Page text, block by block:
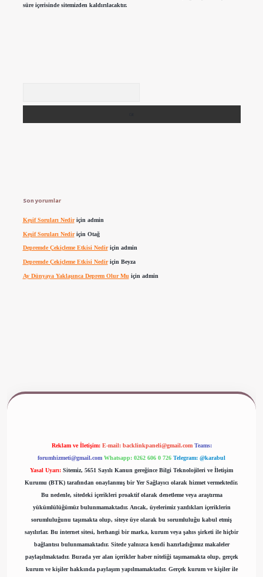
süre içerisinde sitemizden kaldırılacaktır.
Son yorumlar
Keşif Soruları Nediriçin admin
Keşif Soruları Nediriçin Otağ
Depremde Çekiçleme Etkisi Nediriçin admin
Depremde Çekiçleme Etkisi Nediriçin Beyza
Ay Dünyaya Yaklaşınca Deprem Olur Mu için admin
Reklam ve İletişim: E-mail: backlinkpaneli@gmail.com Teams:
forumhizmeti@gmail.com Whatsapp: 0262 606 0 726 Telegram: @karabul
Yasal Uyarı: Sitemiz, 5651 Sayılı Kanun gereğince Bilgi Teknolojileri ve İletişim
Kurumu (BTK) tarafından onaylanmış bir Yer Sağlayıcı olarak hizmet vermektedir.
Bu nedenle, sitedeki içerikleri proaktif olarak denetleme veya araştırma
yükümlülüğümüz bulunmamaktadır. Ancak, üyelerimiz yazdıkları içeriklerin
sorumluluğunu taşımakta olup, siteye üye olarak bu sorumluluğu kabul etmiş
sayılırlar. Bu internet sitesi, herhangi bir marka, kurum veya şahıs şirketi ile hiçbir
bağlantısı bulunmamaktadır. Sitede yalnızca kendi hazırladığımız makaleler
paylaşılmaktadır. Burada yer alan içerikler haber niteliği taşımamakta olup, gerçek
kurum ve kişiler hakkında paylaşım yapılmamaktadır. Gerçek kurum ve kişiler ile